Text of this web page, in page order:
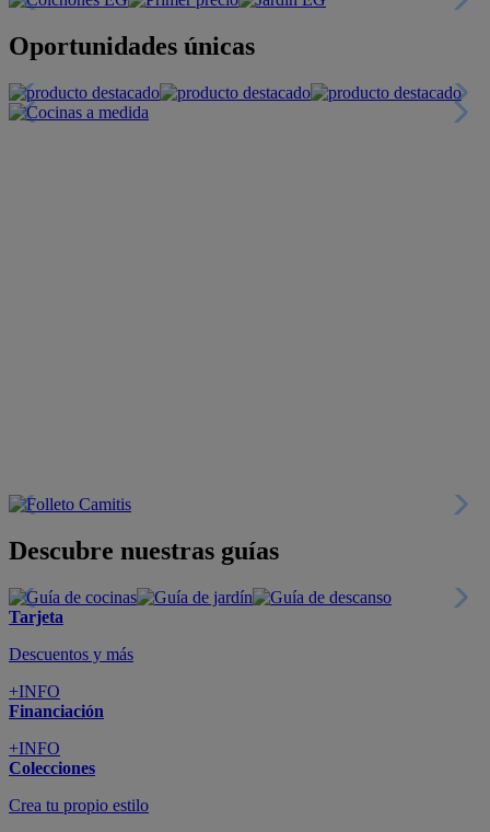
Oportunidades únicas
Descubre nuestras guías
Tarjeta
Descuentos y más
+INFO
Financiación
+INFO
Colecciones
Crea tu propio estilo